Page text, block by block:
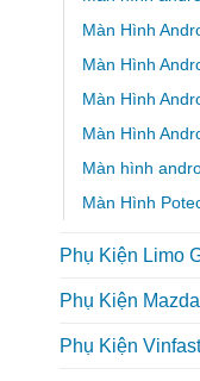
Màn Hình
Màn Hình
Màn Hình
Màn Hình
Màn hình
Màn Hình
Phụ Kiện Limo
Phụ Kiện
Phụ Kiện